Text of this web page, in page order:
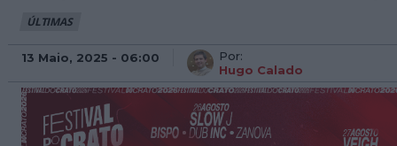
ÚLTIMAS
13 Maio, 2025 - 06:00
Por:
Hugo Calado